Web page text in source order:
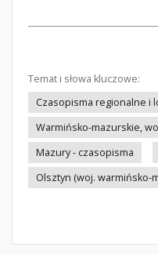
Temat i słowa kluczowe:
Czasopisma regionalne i
Warmińsko-mazurskie,
Mazury - czasopisma
Olsztyn (woj. warmińsko-